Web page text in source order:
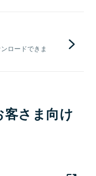
ロードできま
客さま向け